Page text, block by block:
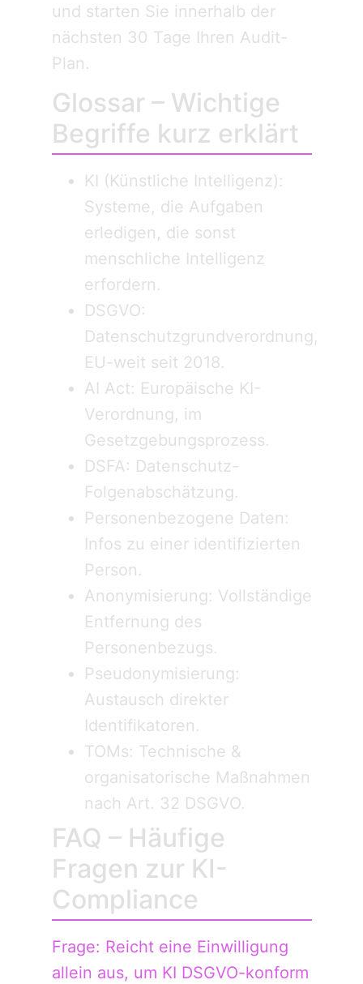
und starten Sie innerhalb der
nächsten 30 Tage Ihren Audit-
Plan.
Glossar – Wichtige
Begriffe kurz erklärt
KI (Künstliche Intelligenz):
Systeme, die Aufgaben
erledigen, die sonst
menschliche Intelligenz
erfordern.
DSGVO:
Datenschutzgrundverordnung,
EU-weit seit 2018.
AI Act: Europäische KI-
Verordnung, im
Gesetzgebungsprozess.
DSFA: Datenschutz-
Folgenabschätzung.
Personenbezogene Daten:
Infos zu einer identifizierten
Person.
Anonymisierung: Vollständige
Entfernung des
Personenbezugs.
Pseudonymisierung:
Austausch direkter
Identifikatoren.
TOMs: Technische &
organisatorische Maßnahmen
nach Art. 32 DSGVO.
FAQ – Häufige
Fragen zur KI-
Compliance
Frage: Reicht eine Einwilligung
allein aus, um KI DSGVO-konform